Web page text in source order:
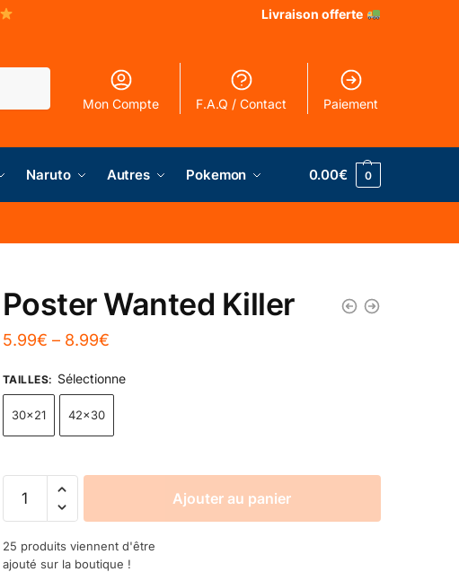
Livraison offerte
Mon Compte F.A.Q / Contact Paiement
Naruto Autres Pokemon 0.00€ 0
Poster Wanted Killer
5.99€ – 8.99€
TAILLES: Sélectionne
30x21 42x30
Ajouter au panier
25 produits viennent d'être
ajouté sur la boutique !